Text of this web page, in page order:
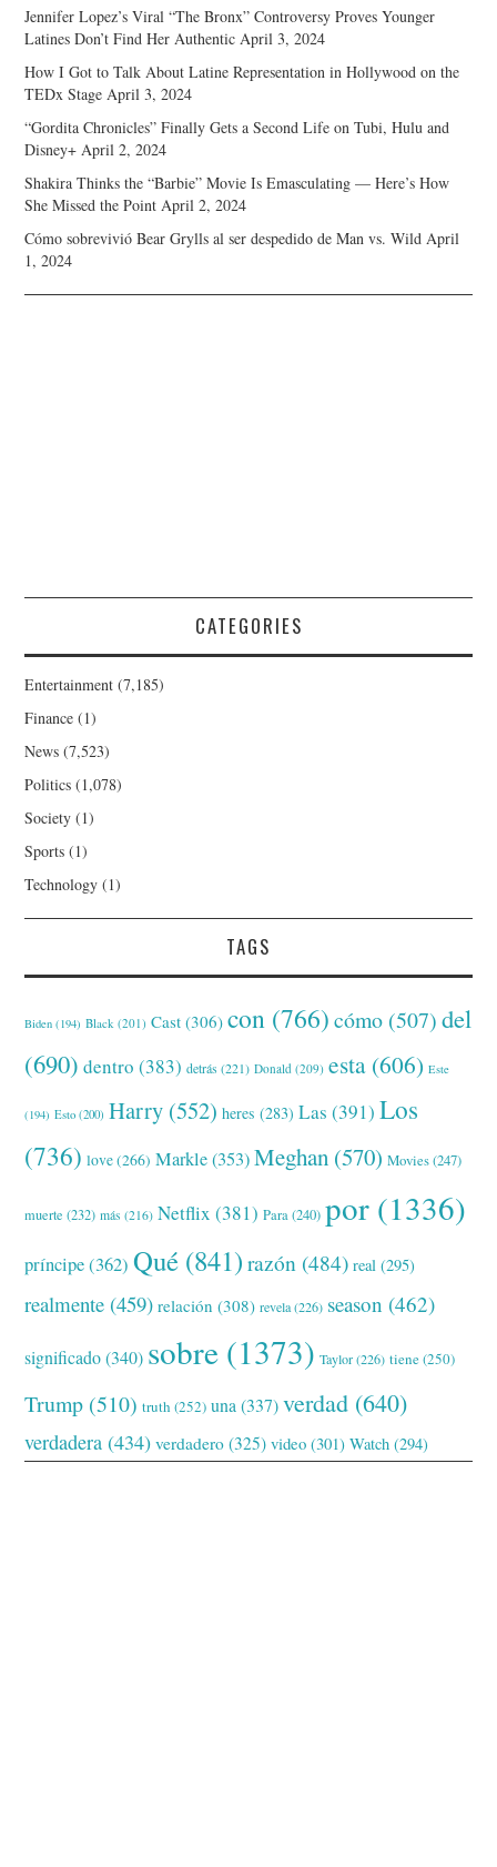
Jennifer Lopez’s Viral “The Bronx” Controversy Proves Younger
Latines Don’t Find Her Authentic April 3, 2024
How I Got to Talk About Latine Representation in Hollywood on the
TEDx Stage April 3, 2024
“Gordita Chronicles” Finally Gets a Second Life on Tubi, Hulu and
Disney+ April 2, 2024
Shakira Thinks the “Barbie” Movie Is Emasculating — Here’s How
She Missed the Point April 2, 2024
Cómo sobrevivió Bear Grylls al ser despedido de Man vs. Wild April
1, 2024
CATEGORIES
Entertainment (7,185)
Finance (1)
News (7,523)
Politics (1,078)
Society (1)
Sports (1)
Technology (1)
TAGS
Biden (194) Black (201) Cast (306) con (766) cómo (507) del
(690) dentro (383) detrás (221) Donald (209) esta (606) Este
(194) Esto (200) Harry (552) heres (283) Las (391) Los
(736) love(266) Markle(353) Meghan (570) Movies(247)
muerte (232) más (216) Netflix (381) Para(240) por (1336)
príncipe(362) Qué (841) razón (484) real (295)
realmente (459) relación (308) revela(226) season (462)
significado(340) sobre (1373) Taylor(226) tiene(250)
Trump (510) truth (252) una (337) verdad (640)
verdadera (434) verdadero (325) video (301) Watch (294)